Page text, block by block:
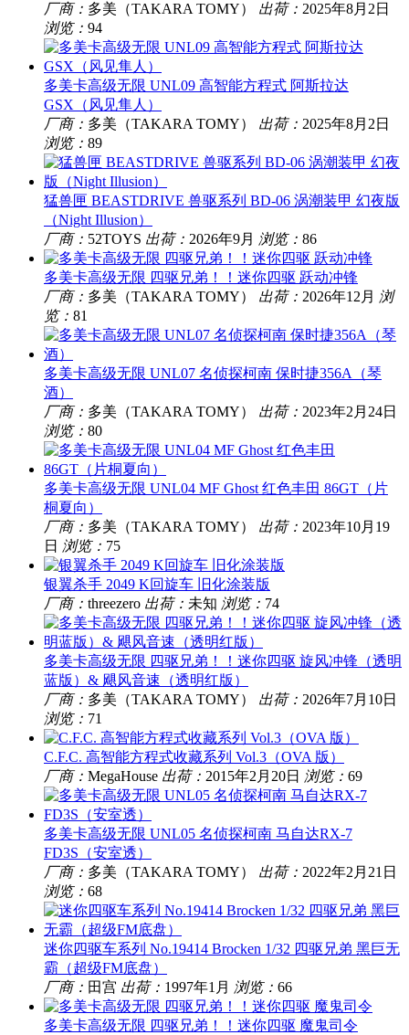
厂商： 多美（TAKARA TOMY） 出荷： 2025年8月2日
浏览： 94
多美卡高级无限 UNL09 高智能方程式 阿斯拉达
GSX（风见隼人）
厂商： 多美（TAKARA TOMY） 出荷： 2025年8月2日
浏览： 89
猛兽匣 BEASTDRIVE 兽驱系列 BD-06 涡潮装甲 幻夜版
（Night Illusion）
厂商： 52TOYS 出荷： 2026年9月 浏览： 86
多美卡高级无限 四驱兄弟！！迷你四驱 跃动冲锋
厂商： 多美（TAKARA TOMY） 出荷： 2026年12月 浏
览： 81
多美卡高级无限 UNL07 名侦探柯南 保时捷356A（琴
酒）
厂商： 多美（TAKARA TOMY） 出荷： 2023年2月24日
浏览： 80
多美卡高级无限 UNL04 MF Ghost 红色丰田 86GT（片
桐夏向）
厂商： 多美（TAKARA TOMY） 出荷： 2023年10月19
日 浏览： 75
银翼杀手 2049 K回旋车 旧化涂装版​
厂商： threezero 出荷： 未知 浏览： 74
多美卡高级无限 四驱兄弟！！迷你四驱 旋风冲锋（透明
蓝版）& 飓风音速（透明红版）
厂商： 多美（TAKARA TOMY） 出荷： 2026年7月10日
浏览： 71
C.F.C. 高智能方程式收藏系列 Vol.3（OVA 版）
厂商： MegaHouse 出荷： 2015年2月20日 浏览： 69
多美卡高级无限 UNL05 名侦探柯南 马自达RX-7
FD3S（安室透）
厂商： 多美（TAKARA TOMY） 出荷： 2022年2月21日
浏览： 68
迷你四驱车系列 No.19414 Brocken 1/32 四驱兄弟 黑巨无
霸（超级FM底盘）
厂商： 田宫 出荷： 1997年1月 浏览： 66
多美卡高级无限 四驱兄弟！！迷你四驱 魔鬼司令